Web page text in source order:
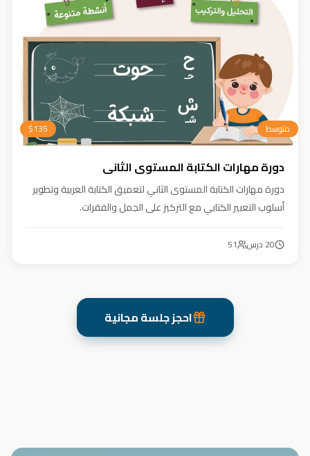
متوسط $135
دورة مهارات الكتابة المستوى الثاني
دورة مهارات الكتابة المستوى الثاني لتعميق الكتابة العربية وتطوير
أسلوب التعبير الكتابي مع التركيز على الجمل والفقرات.
20 درس 51
احجز جلسة مجانية